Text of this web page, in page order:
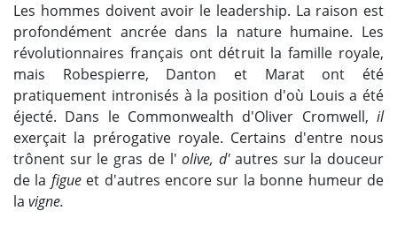
Les hommes doivent avoir le leadership. La raison est
profondément ancrée dans la nature humaine. Les
révolutionnaires français ont détruit la famille royale,
mais Robespierre, Danton et Marat ont été
pratiquement intronisés à la position d'où Louis a été
éjecté. Dans le Commonwealth d'Oliver Cromwell, il
exerçait la prérogative royale. Certains d'entre nous
trônent sur le gras de l'olive, d'autres sur la douceur
de la figueet d'autres encore sur la bonne humeur de
la vigne.